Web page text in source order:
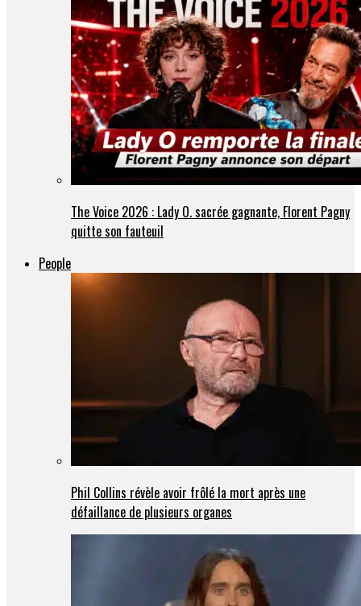
The Voice 2026 : Lady O. sacrée gagnante, Florent Pagny
quitte son fauteuil
People
Phil Collins révèle avoir frôlé la mort après une
défaillance de plusieurs organes